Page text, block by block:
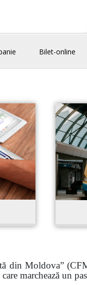
Bilet-online
din Moldova”
marchează un